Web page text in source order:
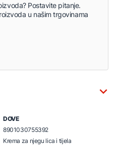
Postavite pitanje.
u našim trgovinama
DOVE
8901030755392
Krema za njegu lica i tijela